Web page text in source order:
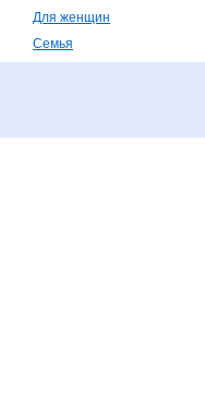
Для женщин
Семья